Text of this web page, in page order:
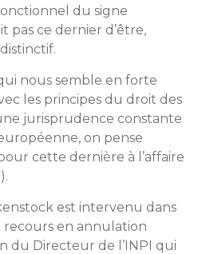
du signe
pas ce dernier d’être,
nous semble en forte
les principes du droit des
jurisprudence constante
on pense
cette dernière à l’affaire
est intervenu dans
recours en annulation
du Directeur de l’INPI qui